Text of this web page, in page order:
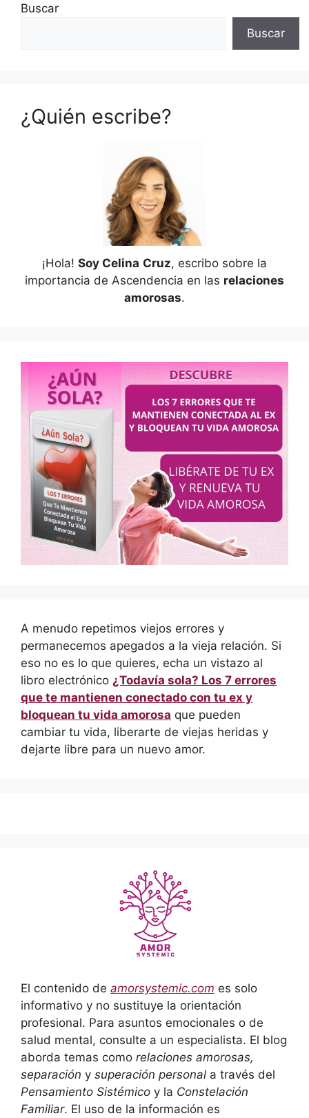
Buscar
Buscar
¿Quién escribe?
¡Hola! Soy Celina Cruz, escribo sobre la
importancia de Ascendencia en las relaciones
amorosas.
A menudo repetimos viejos errores y
permanecemos apegados a la vieja relación. Si
eso no es lo que quieres, echa un vistazo al
libro electrónico ¿Todavía sola? Los 7 errores
que te mantienen conectado con tu ex y
bloquean tu vida amorosa que pueden
cambiar tu vida, liberarte de viejas heridas y
dejarte libre para un nuevo amor.
El contenido de amorsystemic.com es solo
informativo y no sustituye la orientación
profesional. Para asuntos emocionales o de
salud mental, consulte a un especialista. El blog
aborda temas como relaciones amorosas,
separación y superación personal a través del
Pensamiento Sistémico y la Constelación
Familiar. El uso de la información es